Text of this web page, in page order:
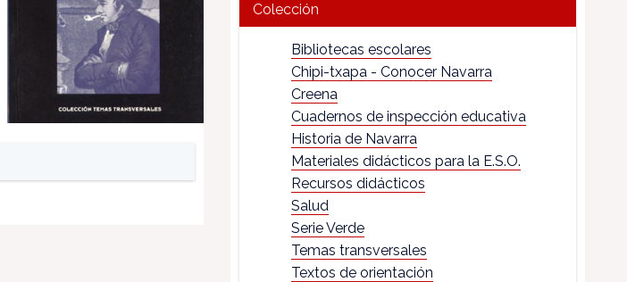
Colección
Bibliotecas escolares
Chipi-txapa - Conocer Navarra
Creena
Cuadernos de inspección educativa
Historia de Navarra
Materiales didácticos para la E.S.O.
Recursos didácticos
Salud
Serie Verde
Temas transversales
Textos de orientación